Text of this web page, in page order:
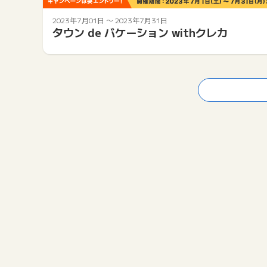
2023年7月01日 〜 2023年7月31日
タウン de バケーション withクレカ